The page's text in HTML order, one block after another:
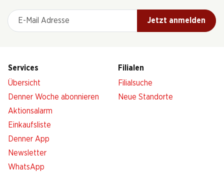
E-Mail Adresse
Jetzt anmelden
Services
Übersicht
Denner Woche abonnieren
Aktionsalarm
Einkaufsliste
Denner App
Newsletter
WhatsApp
Filialen
Filialsuche
Neue Standorte